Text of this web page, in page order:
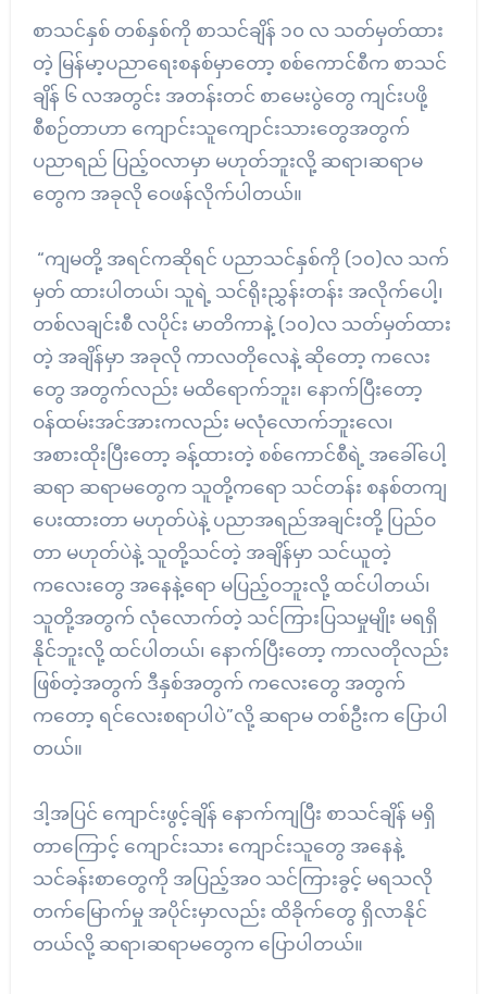
စာသင်နှစ် တစ်နှစ်ကို စာသင်ချိန် ၁၀ လ သတ်မှတ်ထား
တဲ့ မြန်မာ့ပညာရေးစနစ်မှာတော့ စစ်ကောင်စီက စာသင်
ချိန် ၆ လအတွင်း အတန်းတင် စာမေးပွဲတွေ ကျင်းပဖို့
စီစဉ်တာဟာ ကျောင်းသူကျောင်းသားတွေအတွက်
ပညာရည် ပြည့်ဝလာမှာ မဟုတ်ဘူးလို့ ဆရာ၊ဆရာမ
တွေက အခုလို ဝေဖန်လိုက်ပါတယ်။
“ကျမတို့ အရင်ကဆိုရင် ပညာသင်နှစ်ကို (၁၀)လ သက်
မှတ် ထားပါတယ်၊ သူရဲ့ သင်ရိုးညွှန်းတန်း အလိုက်ပေါ့၊
တစ်လချင်းစီ လပိုင်း မာတိကာနဲ့ (၁၀)လ သတ်မှတ်ထား
တဲ့ အချိန်မှာ အခုလို ကာလတိုလေနဲ့ ဆိုတော့ ကလေး
တွေ အတွက်လည်း မထိရောက်ဘူး၊ နောက်ပြီးတော့
ဝန်ထမ်းအင်အားကလည်း မလုံလောက်ဘူးလေ၊
အစားထိုးပြီးတော့ ခန့်ထားတဲ့ စစ်ကောင်စီရဲ့ အခေါ်ပေါ့
ဆရာ ဆရာမတွေက သူတို့ကရော သင်တန်း စနစ်တကျ
ပေးထားတာ မဟုတ်ပဲနဲ့ ပညာအရည်အချင်းတို့ ပြည်ဝ
တာ မဟုတ်ပဲနဲ့ သူတို့သင်တဲ့ အချိန်မှာ သင်ယူတဲ့
ကလေးတွေ အနေနဲ့ရော မပြည့်ဝဘူးလို့ ထင်ပါတယ်၊
သူတို့အတွက် လုံလောက်တဲ့ သင်ကြားပြသမှုမျိုး မရရှိ
နိုင်ဘူးလို့ ထင်ပါတယ်၊ နောက်ပြီးတော့ ကာလတိုလည်း
ဖြစ်တဲ့အတွက် ဒီနှစ်အတွက် ကလေးတွေ အတွက်
ကတော့ ရင်လေးစရာပါပဲ”လို့ ဆရာမ တစ်ဦးက ပြောပါ
တယ်။
ဒါ့အပြင် ကျောင်းဖွင့်ချိန် နောက်ကျပြီး စာသင်ချိန် မရှိ
တာကြောင့် ကျောင်းသား ကျောင်းသူတွေ အနေနဲ့
သင်ခန်းစာတွေကို အပြည့်အဝ သင်ကြားခွင့် မရသလို
တက်မြောက်မှု အပိုင်းမှာလည်း ထိခိုက်တွေ ရှိလာနိုင်
တယ်လို့ ဆရာ၊ဆရာမတွေက ပြောပါတယ်။